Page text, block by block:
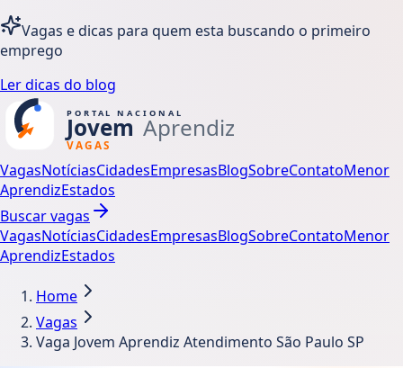
Vagas e dicas para quem esta buscando o primeiro
emprego
Ler dicas do blog
VagasNotíciasCidadesEmpresasBlogSobreContatoMenor
AprendizEstados
Buscar vagas
VagasNotíciasCidadesEmpresasBlogSobreContatoMenor
AprendizEstados
Home
Vagas
Vaga Jovem Aprendiz Atendimento São Paulo SP